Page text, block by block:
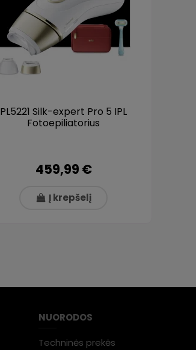
PL5221 Silk-expert Pro 5 IPL
Fotoepiliatorius
459,99 €
Į krepšelį
NUORODOS
Techninės prekės